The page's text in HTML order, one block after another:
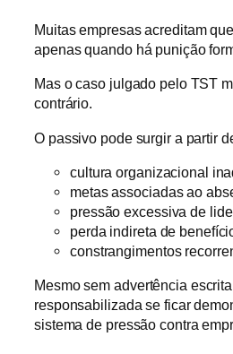
Muitas empresas acreditam
apenas quando há punição
Mas o caso julgado pelo TST
contrário.
O passivo pode surgir a partir
cultura organizacional
metas associadas ao
pressão excessiva de
perda indireta de
constrangimentos
Mesmo sem advertência
responsabilizada se ficar
sistema de pressão contra